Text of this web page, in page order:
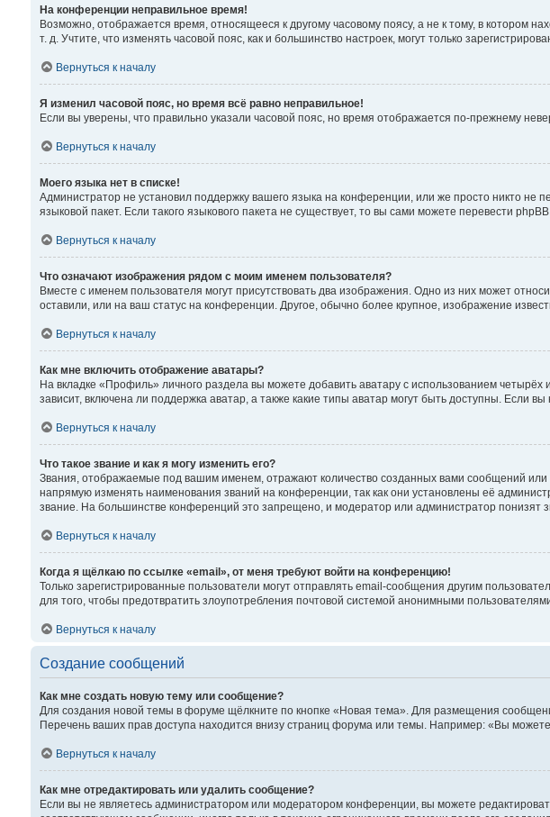
На конференции неправильное время!
Возможно, отображается время, относящееся к другому часовому поясу, а не к тому, в котором
т. д. Учтите, что изменять часовой пояс, как и большинство настроек, могут только
Вернуться к началу
Я изменил часовой пояс, но время всё равно неправильное!
Если вы уверены, что правильно указали часовой пояс, но время отображается по-прежнему
Вернуться к началу
Моего языка нет в списке!
Администратор не установил поддержку вашего языка на конференции, или же просто никто
языковой пакет. Если такого языкового пакета не существует, то вы сами можете перевести
Вернуться к началу
Что означают изображения рядом с моим именем пользователя?
Вместе с именем пользователя могут присутствовать два изображения. Одно из них может
оставили, или на ваш статус на конференции. Другое, обычно более крупное, изображение
Вернуться к началу
Как мне включить отображение аватары?
На вкладке «Профиль» личного раздела вы можете добавить аватару с использованием
зависит, включена ли поддержка аватар, а также какие типы аватар могут быть доступны. Если
Вернуться к началу
Что такое звание и как я могу изменить его?
Звания, отображаемые под вашим именем, отражают количество созданных вами сообщений
напрямую изменять наименования званий на конференции, так как они установлены её
звание. На большинстве конференций это запрещено, и модератор или администратор понизят
Вернуться к началу
Когда я щёлкаю по ссылке «email», от меня требуют войти на конференцию!
Только зарегистрированные пользователи могут отправлять email-сообщения другим
для того, чтобы предотвратить злоупотребления почтовой системой анонимными
Вернуться к началу
Создание сообщений
Как мне создать новую тему или сообщение?
Для создания новой темы в форуме щёлкните по кнопке «Новая тема». Для размещения
Перечень ваших прав доступа находится внизу страниц форума или темы. Например: «Вы
Вернуться к началу
Как мне отредактировать или удалить сообщение?
Если вы не являетесь администратором или модератором конференции, вы можете